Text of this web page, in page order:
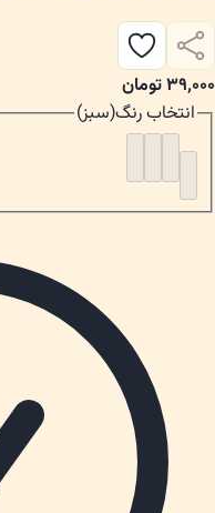
۳۹٬۰۰۰تومان
انتخابرنگ(سبز)